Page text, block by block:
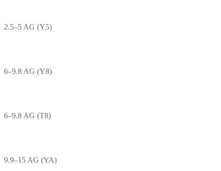
2.5–5 AG (Y5)
6–9.8 AG (Y8)
6–9.8 AG (T8)
9.9–15 AG (YA)